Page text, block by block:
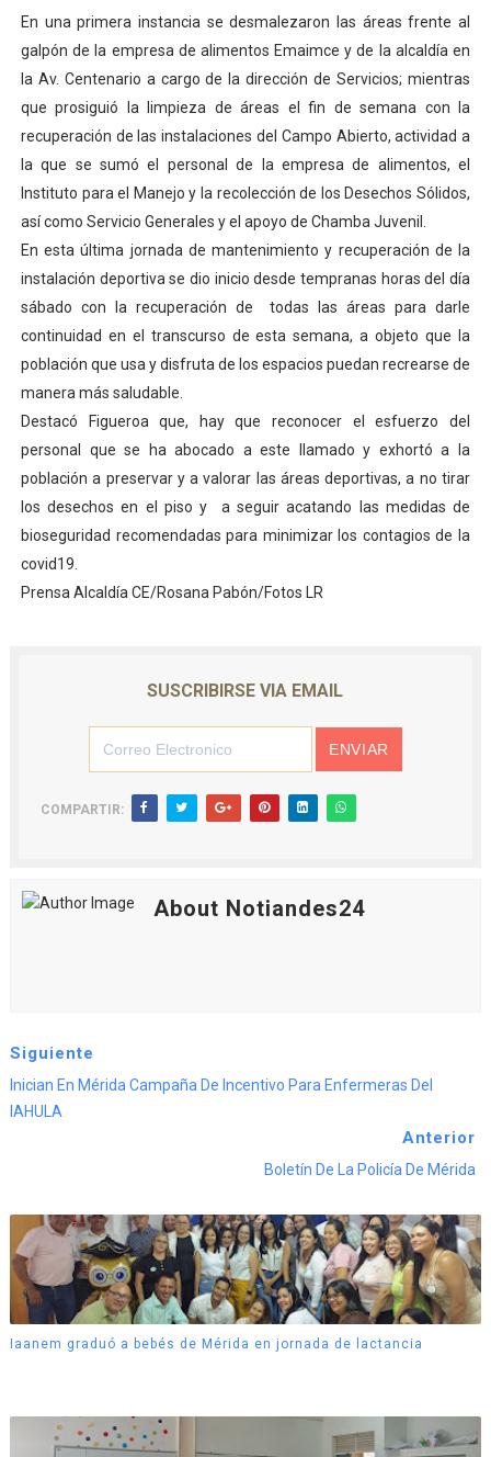
Dictan MasterClass en el marco del Encuentro LAGO
Campo Elías avanza con plan de asfaltado
Encuentro estadal fortalece la coordinación de
Gobernador Arnaldo Sánchez apadrina a más de 993
Plan Quirúrgico Regional llega a Pueblo Llano con la
En una primera instancia se desmalezaron las áreas frente al
galpón de la empresa de alimentos Emaimce y de la alcaldía en
la Av. Centenario a cargo de la dirección de Servicios; mientras
que prosiguió la limpieza de áreas el fin de semana con la
recuperación de las instalaciones del Campo Abierto, actividad a
la que se sumó el personal de la empresa de alimentos, el
Instituto para el Manejo y la recolección de los Desechos Sólidos,
así como Servicio Generales y el apoyo de Chamba Juvenil.
En esta última jornada de mantenimiento y recuperación de la
instalación deportiva se dio inicio desde tempranas horas del día
sábado con la recuperación de todas las áreas para darle
continuidad en el transcurso de esta semana, a objeto que la
población que usa y disfruta de los espacios puedan recrearse de
manera más saludable.
Destacó Figueroa que, hay que reconocer el esfuerzo del
personal que se ha abocado a este llamado y exhortó a la
población a preservar y a valorar las áreas deportivas, a no tirar
los desechos en el piso y a seguir acatando las medidas de
bioseguridad recomendadas para minimizar los contagios de la
covid19.
Prensa Alcaldía CE/Rosana Pabón/Fotos LR
SUSCRIBIRSE VIA EMAIL
COMPARTIR:
About Notiandes24
Siguiente
Inician En Mérida Campaña De Incentivo Para Enfermeras Del
IAHULA
Anterior
Boletín De La Policía De Mérida
Iaanem graduó a bebés de Mérida en jornada de lactancia